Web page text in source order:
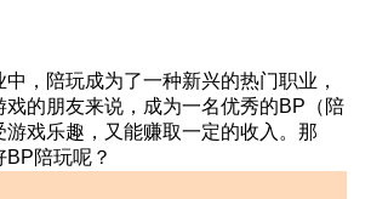
，陪玩成为了一种新兴的热门职业，
戏的朋友来说，成为一名优秀的BP（陪
游戏乐趣，又能赚取一定的收入。那
陪玩呢？